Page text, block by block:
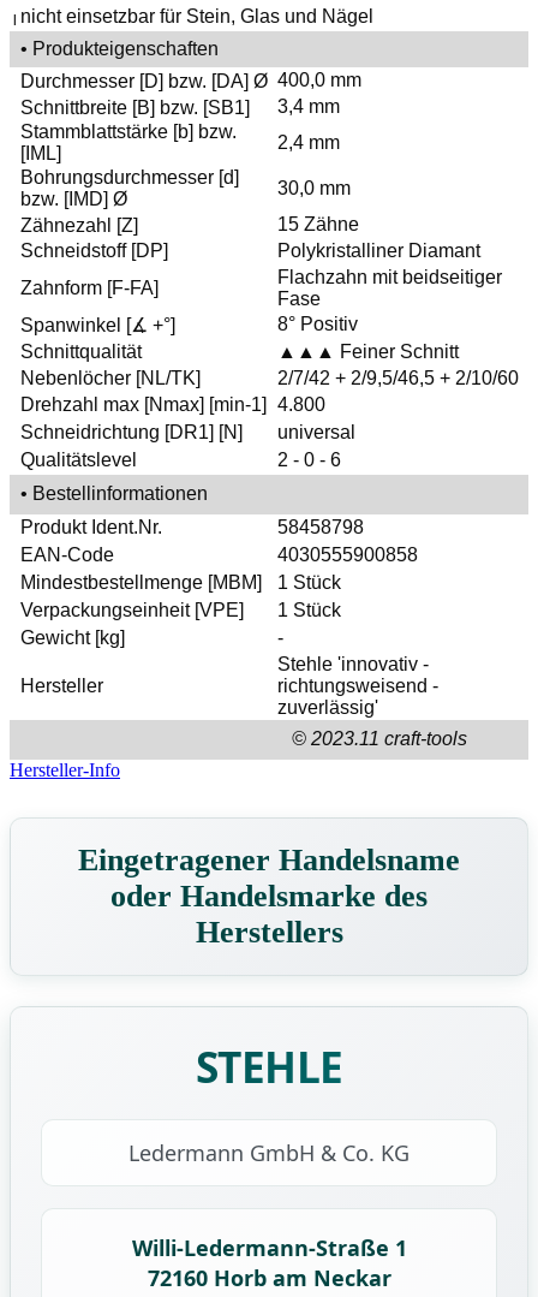
| nicht einsetzbar für Stein, Glas und Nägel
• Produkteigenschaften
Durchmesser [D] bzw. [DA] Ø 400,0 mm
Schnittbreite [B] bzw. [SB1]
3,4 mm
Stammblattstärke [b] bzw.
[IML]
2,4 mm
Bohrungsdurchmesser [d]
bzw. [IMD] Ø
30,0 mm
Zähnezahl [Z]
15 Zähne
Schneidstoff [DP]
Polykristalliner Diamant
Zahnform [F-FA]
Flachzahn mit beidseitiger
Fase
Spanwinkel [∡ +°]
8° Positiv
Schnittqualität
▲▲▲ Feiner Schnitt
Nebenlöcher [NL/TK]
2/7/42 + 2/9,5/46,5 + 2/10/60
Drehzahl max [Nmax] [min-1]
4.800
Schneidrichtung [DR1] [N]
universal
Qualitätslevel
2 - 0 - 6
• Bestellinformationen
Produkt Ident.Nr.
58458798
EAN-Code
4030555900858
Mindestbestellmenge [MBM]
1 Stück
Verpackungseinheit [VPE]
1 Stück
Gewicht [kg]
-
Hersteller
Stehle 'innovativ -
richtungsweisend -
zuverlässig'
© 2023.11 craft-tools
Hersteller-Info
Eingetragener Handelsname
oder Handelsmarke des
Herstellers
STEHLE
Ledermann GmbH & Co. KG
Willi-Ledermann-Straße 1
72160 Horb am Neckar